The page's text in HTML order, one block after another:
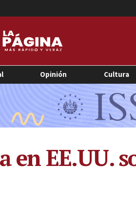
Opinión Cultura
en EE.UU.